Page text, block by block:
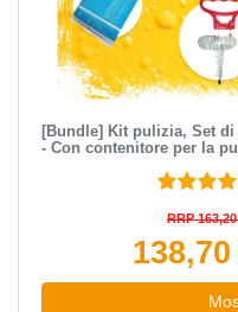
[Bundle] Kit pulizia, Set
- Con contenitore per la
RRP